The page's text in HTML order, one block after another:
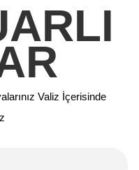
Valiz İçerisinde